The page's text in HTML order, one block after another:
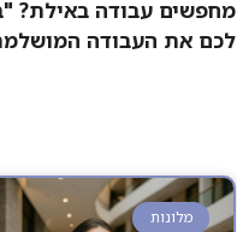
מחפשים עבודה באילת?
לכם את העבודה
מלונות